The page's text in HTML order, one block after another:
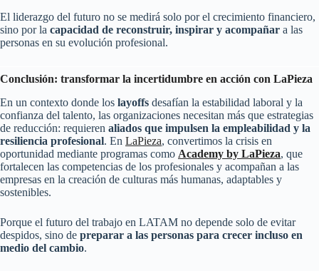
El liderazgo del futuro no se medirá solo por el crecimiento financiero,
sino por la capacidad de reconstruir, inspirar y acompañar a las
personas en su evolución profesional.
Conclusión: transformar la incertidumbre en acción con LaPieza
En un contexto donde los layoffs desafían la estabilidad laboral y la
confianza del talento, las organizaciones necesitan más que estrategias
de reducción: requieren aliados que impulsen la empleabilidad y la
resiliencia profesional. En LaPieza, convertimos la crisis en
oportunidad mediante programas como Academy by LaPieza, que
fortalecen las competencias de los profesionales y acompañan a las
empresas en la creación de culturas más humanas, adaptables y
sostenibles.
Porque el futuro del trabajo en LATAM no depende solo de evitar
despidos, sino de preparar a las personas para crecer incluso en
medio del cambio.